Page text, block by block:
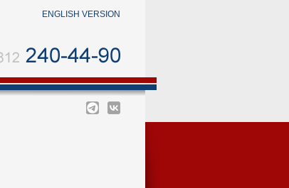
ENGLISH VERSION